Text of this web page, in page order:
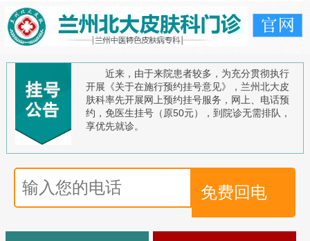
近来，由于来院患者较多，为充分贯彻执行
开展《关于在施行预约挂号意见》，兰州北大皮
肤科率先开展网上预约挂号服务，网上、电话预
约，免医生挂号（原50元），到院诊无需排队，
享优先就诊。